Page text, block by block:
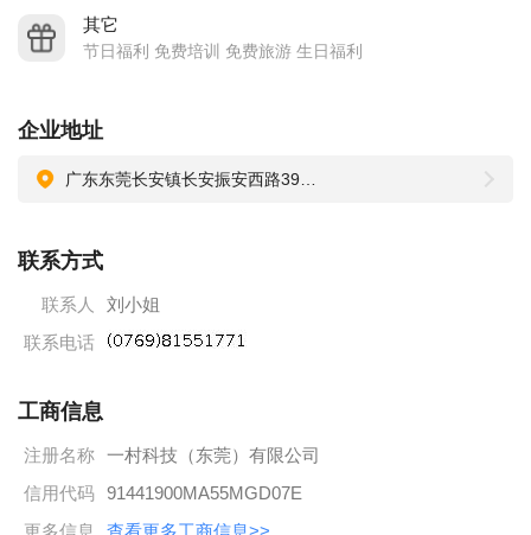
D 带薪假期： 各类法定带薪假期
E 住宿条件： 提供良好的住宿条件，内设空调、热水器、独立
F 子女就学：每年均有一定的高新企业子女就读公办学校名额，
G 特殊节日：免费生日礼物，节假日礼品
聚餐，年度免费旅游等；
发展规划
我们提供内容丰富的职业发展机会，确保每位员工都能追求职
A 学习培训： 一带一学徒培训，不定时外训。
其它
节日福利 免费培训 免费旅游 生日福利
企业地址
联系方式
联系人
刘小姐
联系电话
工商信息
注册名称 一村科技（东莞）有限公司
信用代码 91441900MA55MGD07E
更多信息
查看更多工商信息>>